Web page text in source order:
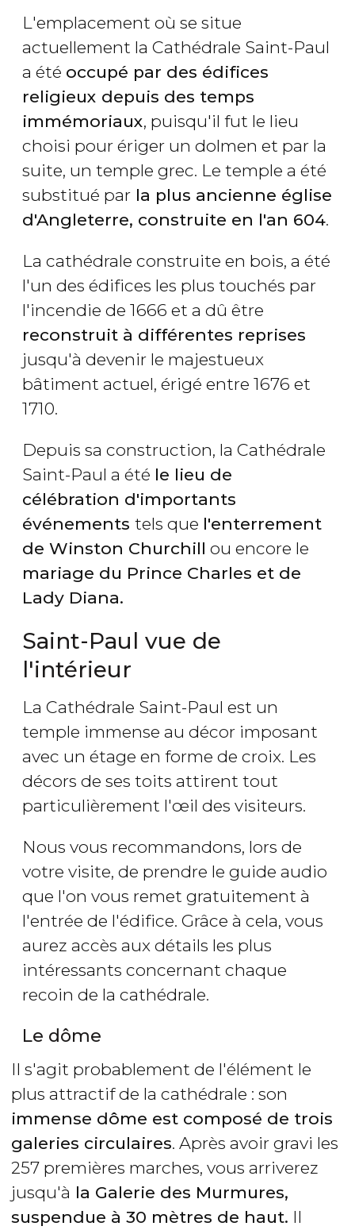
L'emplacement où se situe
actuellement la Cathédrale Saint-Paul
a été occupé par des édifices
religieux depuis des temps
immémoriaux, puisqu'il fut le lieu
choisi pour ériger un dolmen et par la
suite, un temple grec. Le temple a été
substitué par la plus ancienne église
d'Angleterre, construite en l'an 604.
La cathédrale construite en bois, a été
l'un des édifices les plus touchés par
l'incendie de 1666 et a dû être
reconstruit à différentes reprises
jusqu'à devenir le majestueux
bâtiment actuel, érigé entre 1676 et
1710.
Depuis sa construction, la Cathédrale
Saint-Paul a été le lieu de
célébration d'importants
événements tels que l'enterrement
de Winston Churchill ou encore le
mariage du Prince Charles et de
Lady Diana.
Saint-Paul vue de
l'intérieur
La Cathédrale Saint-Paul est un
temple immense au décor imposant
avec un étage en forme de croix. Les
décors de ses toits attirent tout
particulièrement l'œil des visiteurs.
Nous vous recommandons, lors de
votre visite, de prendre le guide audio
que l'on vous remet gratuitement à
l'entrée de l'édifice. Grâce à cela, vous
aurez accès aux détails les plus
intéressants concernant chaque
recoin de la cathédrale.
Le dôme
Il s'agit probablement de l'élément le
plus attractif de la cathédrale : son
immense dôme est composé de trois
galeries circulaires. Après avoir gravi les
257 premières marches, vous arriverez
jusqu'à la Galerie des Murmures,
suspendue à 30 mètres de haut. Il